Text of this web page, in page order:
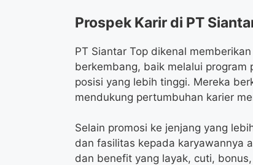
Prospek Karir di PT
PT Siantar Top dikenal
berkembang, baik melalui program
posisi yang lebih tinggi. Mereka
mendukung pertumbuhan karier
Selain promosi ke jenjang yang
dan fasilitas kepada karyawannya
dan benefit yang layak, cuti,